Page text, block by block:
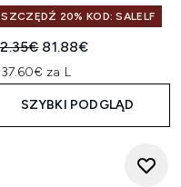
20% KOD: SALELF
cena
Aktualna cena:
81.88€
za L
SZYBKI PODGLĄD